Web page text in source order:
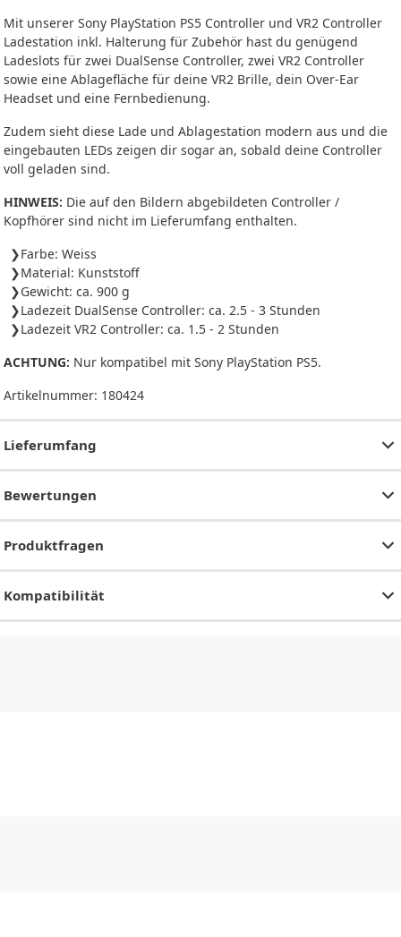
Mit unserer Sony PlayStation PS5 Controller und VR2 Controller
Ladestation inkl. Halterung für Zubehör hast du genügend
Ladeslots für zwei DualSense Controller, zwei VR2 Controller
sowie eine Ablagefläche für deine VR2 Brille, dein Over-Ear
Headset und eine Fernbedienung.
Zudem sieht diese Lade und Ablagestation modern aus und die
eingebauten LEDs zeigen dir sogar an, sobald deine Controller
voll geladen sind.
HINWEIS: Die auf den Bildern abgebildeten Controller /
Kopfhörer sind nicht im Lieferumfang enthalten.
Farbe: Weiss
Material: Kunststoff
Gewicht: ca. 900 g
Ladezeit DualSense Controller: ca. 2.5 - 3 Stunden
Ladezeit VR2 Controller: ca. 1.5 - 2 Stunden
ACHTUNG: Nur kompatibel mit Sony PlayStation PS5.
Artikelnummer: 180424
Lieferumfang
Bewertungen
Produktfragen
Kompatibilität